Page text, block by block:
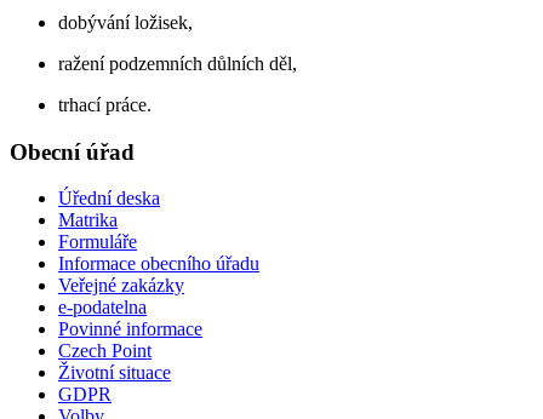
dobývání ložisek,
ražení podzemních důlních děl,
trhací práce.
Obecní úřad
Úřední deska
Matrika
Formuláře
Informace obecního úřadu
Veřejné zakázky
e-podatelna
Povinné informace
Czech Point
Životní situace
GDPR